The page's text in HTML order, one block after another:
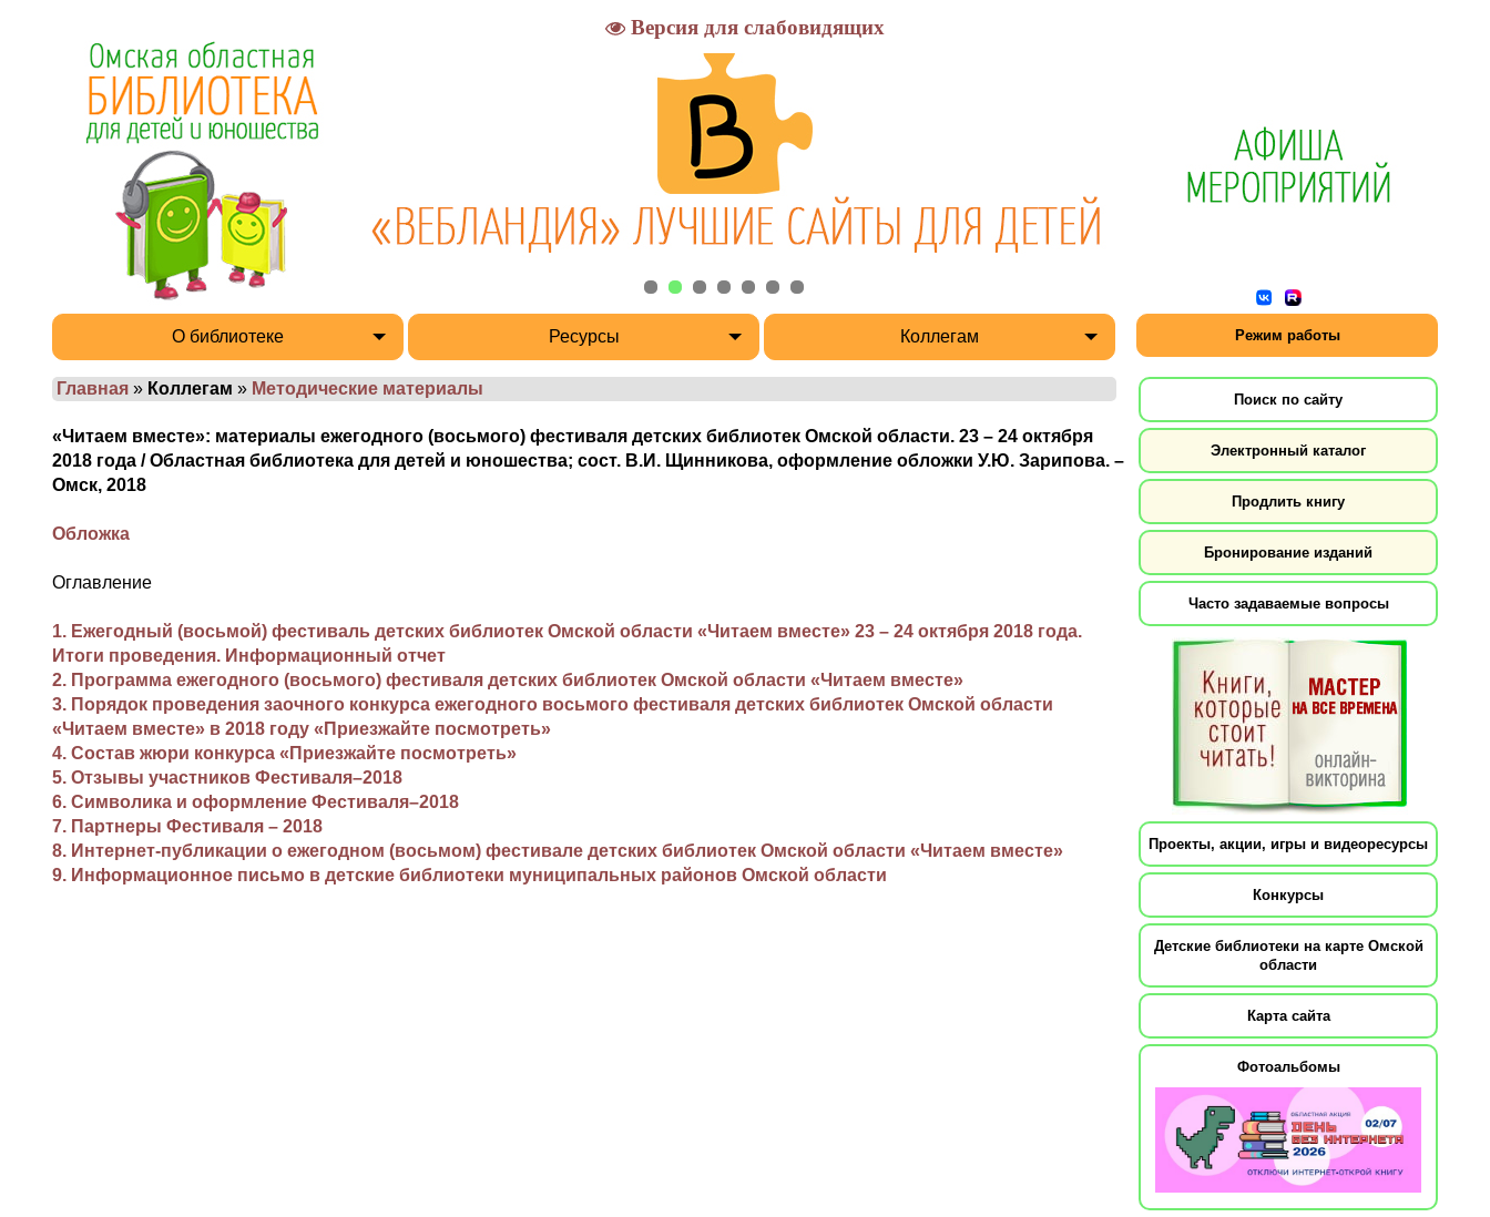
Версия для слабовидящих
О библиотеке Ресурсы Коллегам Режим работы
Главная » Коллегам » Методические материалы
«Читаем вместе»: материалы ежегодного (восьмого) фестиваля детских библиотек Омской области. 23 – 24 октября
2018 года / Областная библиотека для детей и юношества; сост. В.И. Щинникова, оформление обложки У.Ю. Зарипова. –
Омск, 2018
Обложка
Оглавление
1. Ежегодный (восьмой) фестиваль детских библиотек Омской области «Читаем вместе» 23 – 24 октября 2018 года.
Итоги проведения. Информационный отчет
2. Программа ежегодного (восьмого) фестиваля детских библиотек Омской области «Читаем вместе»
3. Порядок проведения заочного конкурса ежегодного восьмого фестиваля детских библиотек Омской области
«Читаем вместе» в 2018 году «Приезжайте посмотреть»
4. Состав жюри конкурса «Приезжайте посмотреть»
5. Отзывы участников Фестиваля–2018
6. Символика и оформление Фестиваля–2018
7. Партнеры Фестиваля – 2018
8. Интернет-публикации о ежегодном (восьмом) фестивале детских библиотек Омской области «Читаем вместе»
9. Информационное письмо в детские библиотеки муниципальных районов Омской области
Поиск по сайту
Электронный каталог
Продлить книгу
Бронирование изданий
Часто задаваемые вопросы
Проекты, акции, игры и видеоресурсы
Конкурсы
Детские библиотеки на карте Омской
области
Карта сайта
Фотоальбомы